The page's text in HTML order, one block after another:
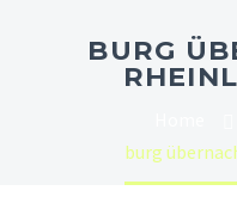
BURG
burg